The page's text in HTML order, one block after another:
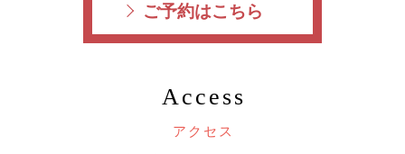
ご予約はこちら
Access
アクセス